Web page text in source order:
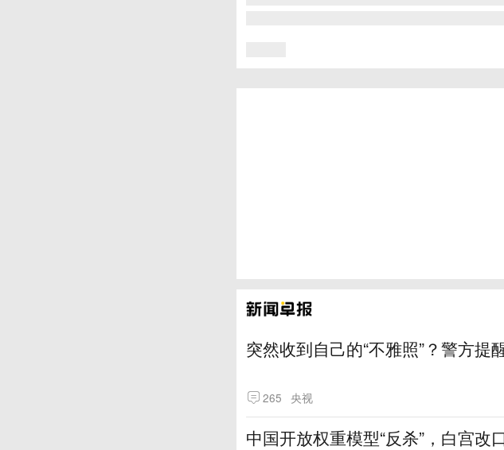
突然收到自己的“不雅照”？警方提
265 央视
中国开放权重模型“反杀”，白宫改